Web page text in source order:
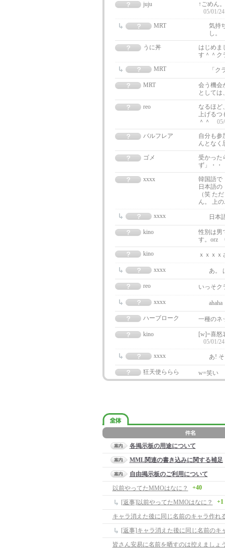
juju
↑ごめん
05/01/
MRT
気持
し。
うに丼
はじめま
す＾＾ク
MRT
「
MRT
会う機会
として
reo
なるほど
上げるつ
＾＾
バルフレア
自分も参
んとなく
ゴメ
受かった
ず」・・
xxxx
韓国語
日本語
（笑 た
ん。 上
xxxx
日本
kino
性別は男
す。orz
kino
ｘｘｘ
xxxx あ。
reo いっそク
xxxx
ハーブローク 一種のネ
kino
[w]=喜怒
05/01/
xxxx
あ!
狂天使ららら w=笑い
各掲示板の用途について
MML関連の書き込みに関する補足
自由掲示板のご利用について
以前やってたMMOはなに？
+40
[返事]以前やってたMMOはなに？ +1
キャラ消えた後に同じ名前のキャラ作れ
[返事]キャラ消えた後に同じ名前のキ
皆さん安易に名前を晒すのは控えましょ